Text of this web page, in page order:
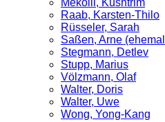
Mekolli, Kushtrim
Raab, Karsten-Thilo
Rüsseler, Sarah
Saßen, Arne
Stegmann, Detlev
Stupp, Marius
Völzmann, Olaf
Walter, Doris
Walter, Uwe
Wong, Yong-Kang